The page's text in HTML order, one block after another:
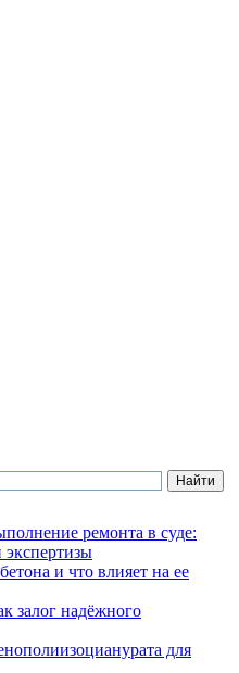
ремонта в суде:
экспертизы
и что влияет на ее
залог надёжного
для